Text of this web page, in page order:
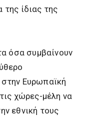
ίδιας της
όσα συμβαίνουν
Ευρωπαϊκή
χώρες-μέλη να
εθνική τους